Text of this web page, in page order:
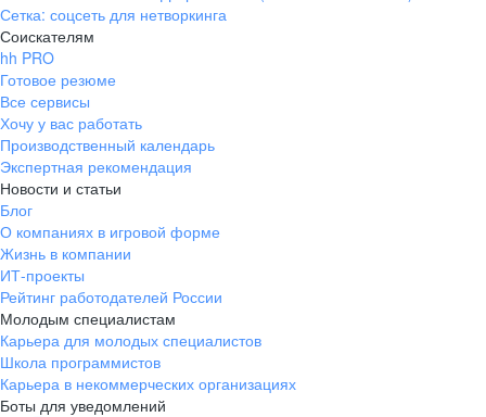
Сетка: соцсеть для нетворкинга
Соискателям
hh PRO
Готовое резюме
Все сервисы
Хочу у вас работать
Производственный календарь
Экспертная рекомендация
Новости и статьи
Блог
О компаниях в игровой форме
Жизнь в компании
ИТ-проекты
Рейтинг работодателей России
Молодым специалистам
Карьера для молодых специалистов
Школа программистов
Карьера в некоммерческих организациях
Боты для уведомлений